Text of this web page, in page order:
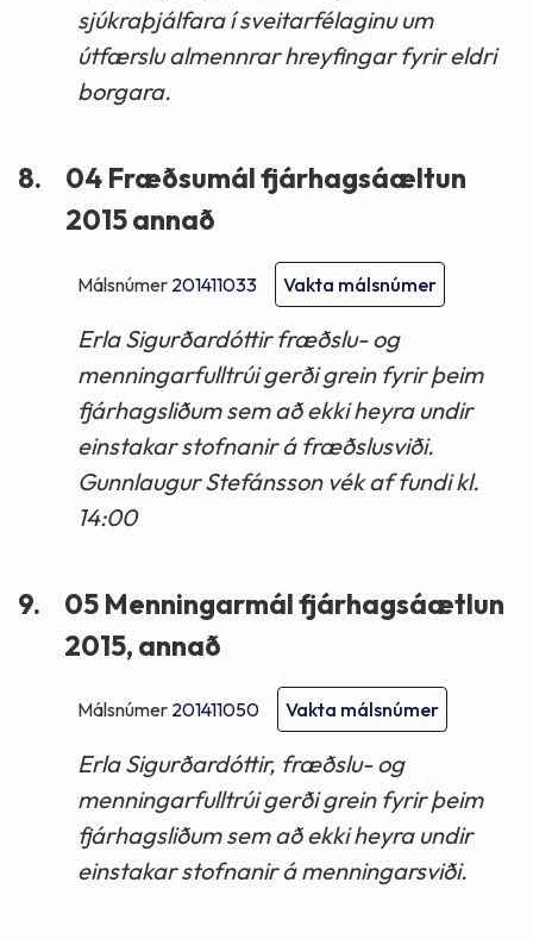
sjúkraþjálfara í sveitarfélaginu um
útfærslu almennrar hreyfingar fyrir eldri
borgara.
8.
04 Fræðsumál fjárhagsáæltun
2015 annað
Málsnúmer 201411033 Vakta málsnúmer
Erla Sigurðardóttir fræðslu- og
menningarfulltrúi gerði grein fyrir þeim
fjárhagsliðum sem að ekki heyra undir
einstakar stofnanir á fræðslusviði.
Gunnlaugur Stefánsson vék af fundi kl.
14:00
9.
05 Menningarmál fjárhagsáætlun
2015, annað
Málsnúmer 201411050 Vakta málsnúmer
Erla Sigurðardóttir, fræðslu- og
menningarfulltrúi gerði grein fyrir þeim
fjárhagsliðum sem að ekki heyra undir
einstakar stofnanir á menningarsviði.